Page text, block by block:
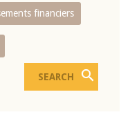
financiers